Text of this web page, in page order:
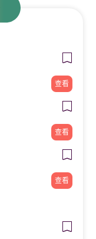
查看
查看
查看